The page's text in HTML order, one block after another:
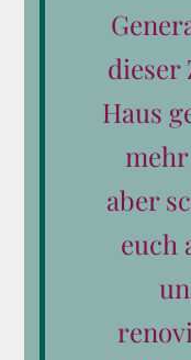
Produkt-
Alle Gutscheine
Wertgutscheine
dieser
Haus
aber
euch